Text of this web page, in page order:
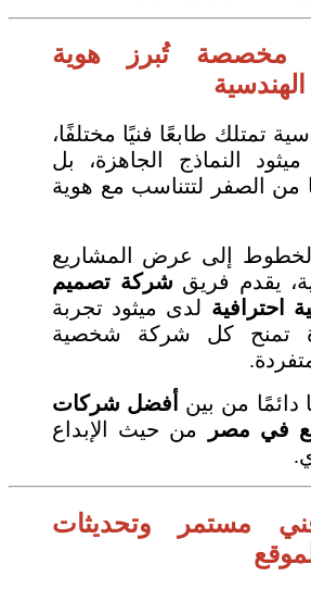
مخصصة تُبرز هوية
تمتلك طابعًا فنيًا مختلفًا،
ميثود النماذج الجاهزة، بل
من الصفر لتتناسب مع هوية
إلى عرض المشاريع
يقدم فريق شركة تصميم
احترافية لدى ميثود تجربة
تمنح كل شركة شخصية
دائمًا من بين
أفضل شركات
في مصر
من حيث الإبداع
مستمر وتحديثات